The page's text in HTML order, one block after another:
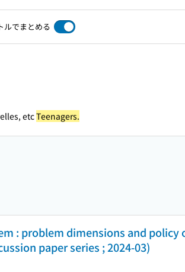
ルでまとめる
etcTeenagers.
: problem dimensions and
paper series ; 2024-03)